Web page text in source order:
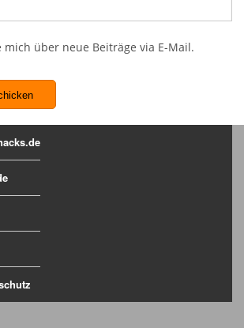
mich über neue Beiträge via E-Mail.